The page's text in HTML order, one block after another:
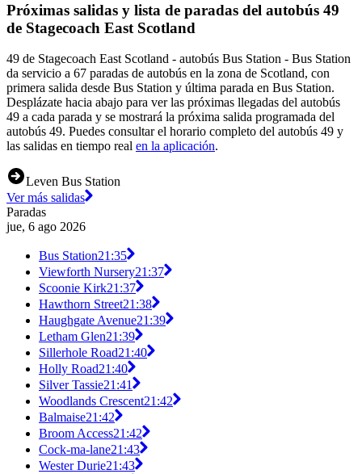
Próximas salidas y lista de paradas del autobús 49
de Stagecoach East Scotland
49 de Stagecoach East Scotland - autobús Bus Station - Bus Station
da servicio a 67 paradas de autobús en la zona de Scotland, con
primera salida desde Bus Station y última parada en Bus Station.
Desplázate hacia abajo para ver las próximas llegadas del autobús
49 a cada parada y se mostrará la próxima salida programada del
autobús 49. Puedes consultar el horario completo del autobús 49 y
las salidas en tiempo real en la aplicación.
Leven Bus Station
Ver más salidas
Paradas
jue, 6 ago 2026
Bus Station21:35
Viewforth Nursery21:37
Scoonie Kirk21:37
Hawthorn Street21:38
Haughgate Avenue21:39
Letham Glen21:39
Sillerhole Road21:40
Holly Road21:40
Silver Tassie21:41
Woodlands Crescent21:42
Balmaise21:42
Broom Access21:42
Cock-ma-lane21:43
Wester Durie21:43